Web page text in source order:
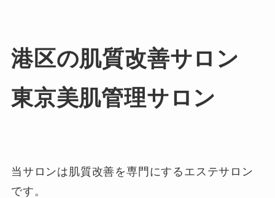
港区の肌質改善サロン
東京美肌管理サロン
当サロンは肌質改善を専門にするエステサロン
です。